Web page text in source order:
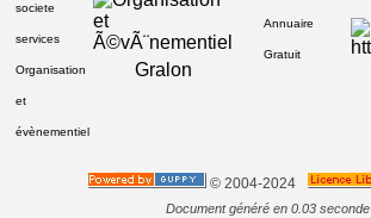
societe
services
Organisation
et
évènementiel
Gralon
Annuaire
Gratuit
© 2004-2024
Document généré en 0.03 seconde